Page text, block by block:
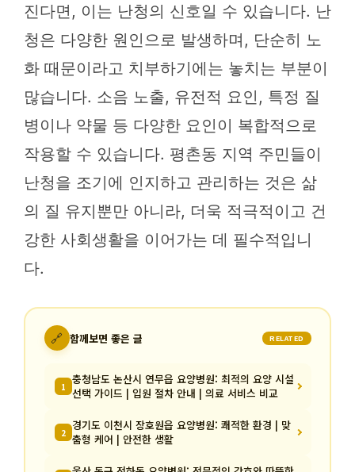
진다면, 이는 난청의 신호일 수 있습니다. 난
청은 다양한 원인으로 발생하며, 단순히 노
화 때문이라고 치부하기에는 놓치는 부분이
많습니다. 소음 노출, 유전적 요인, 특정 질
병이나 약물 등 다양한 요인이 복합적으로
작용할 수 있습니다. 평촌동 지역 주민들이
난청을 조기에 인지하고 관리하는 것은 삶
의 질 유지뿐만 아니라, 더욱 적극적이고 건
강한 사회생활을 이어가는 데 필수적입니
다.
🔗 함께보면 좋은 글 RELATED
1 충청남도 논산시 연무읍 요양병원: 최적의 요양 시설
선택 가이드 | 입원 절차 안내 | 의료 서비스 비교
2 경기도 이천시 장호원읍 요양병원: 쾌적한 환경 | 맞
춤형 케어 | 안전한 생활